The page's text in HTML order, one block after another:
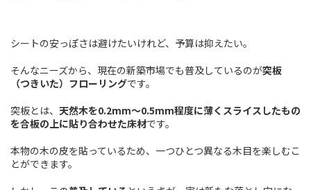
シートの安っぽさは避けたいけれど、予算は抑えたい。
そんなニーズから、現在の新築市場でも普及しているのが突板
（つきいた）フローリングです。
突板とは、 天然木を0.2mm～0.5mm程度に薄くスライスしたもの
を合板の上に貼り合わせた床材です。
本物の木の皮を貼っているため、一つひとつ異なる木目を楽しむこ
とができます。